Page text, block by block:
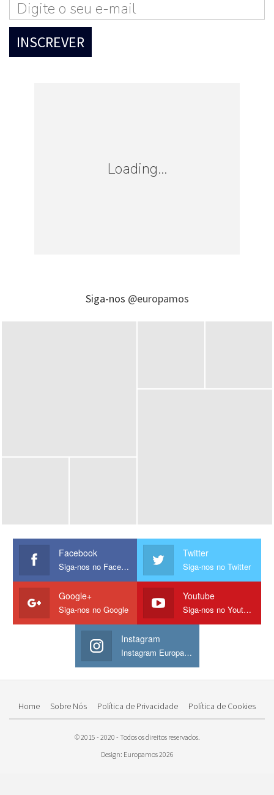
Loading...
Siga-nos @europamos
Facebook
Siga-nos no Facebook
Twitter
Siga-nos no Twitter
Google+
Siga-nos no Google
Youtube
Siga-nos no Youtube
Instagram
Instagram Europamos
Home Sobre Nós Política de Privacidade Política de Cookies
© 2015 - 2020 - Todos os direitos reservados.
Design: Europamos 2026